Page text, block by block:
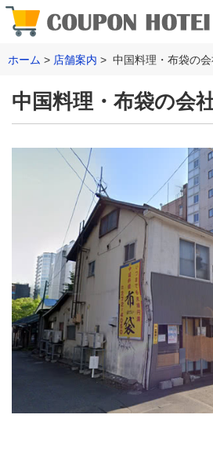
ホーム 店舗案内 中国料理・布袋の
中国料理・布袋の会